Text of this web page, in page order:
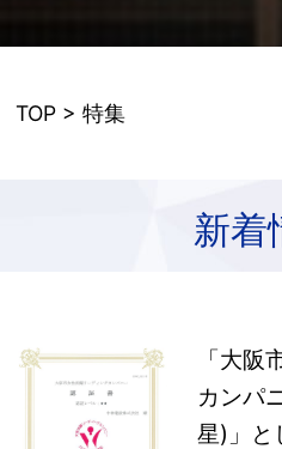
TOP > 特集
新着
「大阪
カンパ
星)」と